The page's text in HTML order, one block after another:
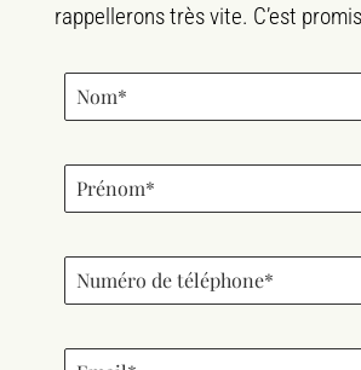
rappellerons très vite. C’est promis